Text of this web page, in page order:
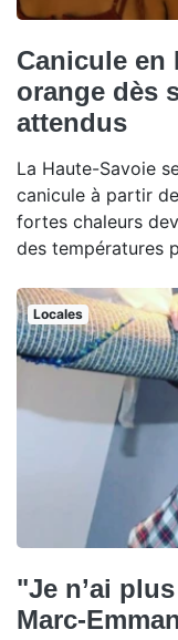
Canicule en
orange dès
attendus
La Haute-Savoie
canicule à partir
fortes chaleurs
des températures
Locales
"Je n’ai
Marc-